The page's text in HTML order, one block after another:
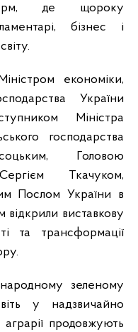
де щороку
бізнес і
економіки,
України
Міністра
господарства
Головою
Ткачуком,
Послом України в
відкрили виставкову
та трансформації
зеленому
у надзвичайно
продовжують